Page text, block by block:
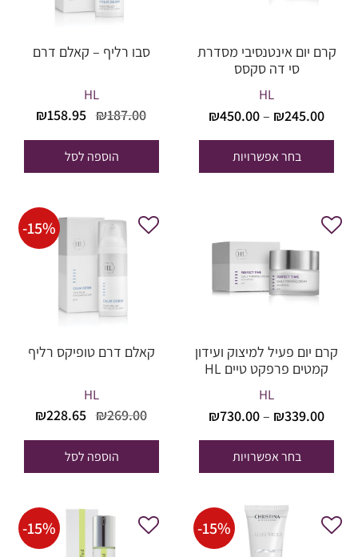
קרם יום אינטנסיבי מסדרת
סי דה סקסס
HL
₪245.00
–
₪450.00
בחר אפשרויות
סבו רליף – קאלם דרם
HL
₪187.00
המחיר
היה:
₪187.00.
₪158.95
הוספה לסל
קרם יום פעיל למיצוק ועידון
קמטים פרפקט טיים HL
HL
₪339.00
–
₪730.00
בחר אפשרויות
-15%
קאלם דרם טופיקס רליף
HL
₪269.00
המחיר
היה:
₪269.00.
₪228.65
הוספה לסל
-15%
-15%